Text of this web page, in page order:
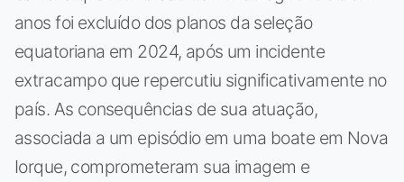
anos foi excluído dos planos da seleção
equatoriana em 2024, após um incidente
extracampo que repercutiu significativamente no
país. As consequências de sua atuação,
associada a um episódio em uma boate em Nova
Iorque, comprometeram sua imagem e